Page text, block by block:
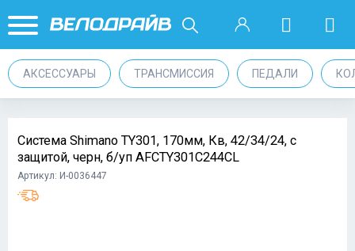
АКСЕССУАРЫ ТРАНСМИССИЯ ПЕДАЛИ
Система Shimano TY301, 170мм, Кв, 42/34/24, с
защитой, черн, б/уп AFCTY301C244CL
Артикул: И-0036447